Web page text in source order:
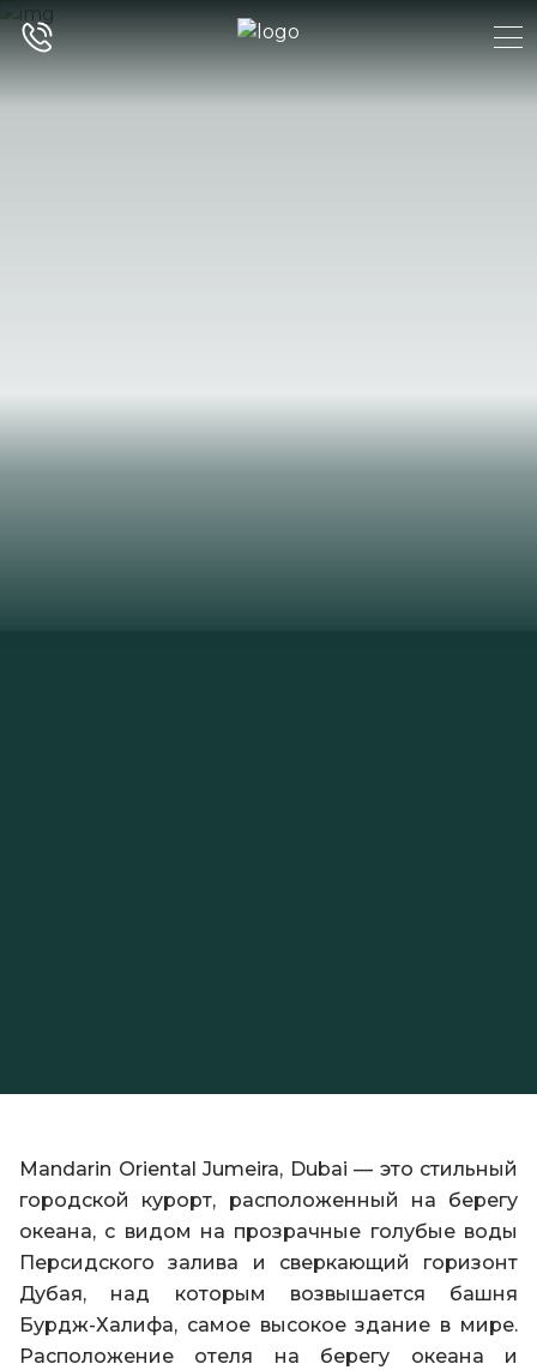
Mandarin Oriental Jumeira, Dubai — это стильный
городской курорт, расположенный на берегу
океана, с видом на прозрачные голубые воды
Персидского залива и сверкающий горизонт
Дубая, над которым возвышается башня
Бурдж-Халифа, самое высокое здание в мире.
Расположение отеля на берегу океана и